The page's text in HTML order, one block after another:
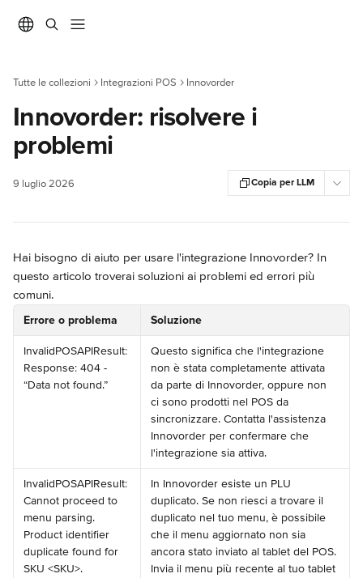
Tutte le collezioni Integrazioni POS Innovorder
Innovorder: risolvere i
problemi
9 luglio 2026 Copia per LLM
Hai bisogno di aiuto per usare l'integrazione Innovorder? In
questo articolo troverai soluzioni ai problemi ed errori più
comuni.
Errore o problema Soluzione
InvalidPOSAPIResult:
Response: 404 -
“Data not found.”
Questo significa che l'integrazione
non è stata completamente attivata
da parte di Innovorder, oppure non
ci sono prodotti nel POS da
sincronizzare. Contatta l'assistenza
Innovorder per confermare che
l'integrazione sia attiva.
InvalidPOSAPIResult:
Cannot proceed to
menu parsing.
Product identifier
duplicate found for
SKU <SKU>.
In Innovorder esiste un PLU
duplicato. Se non riesci a trovare il
duplicato nel tuo menu, è possibile
che il menu aggiornato non sia
ancora stato inviato al tablet del POS.
Invia il menu più recente al tuo tablet